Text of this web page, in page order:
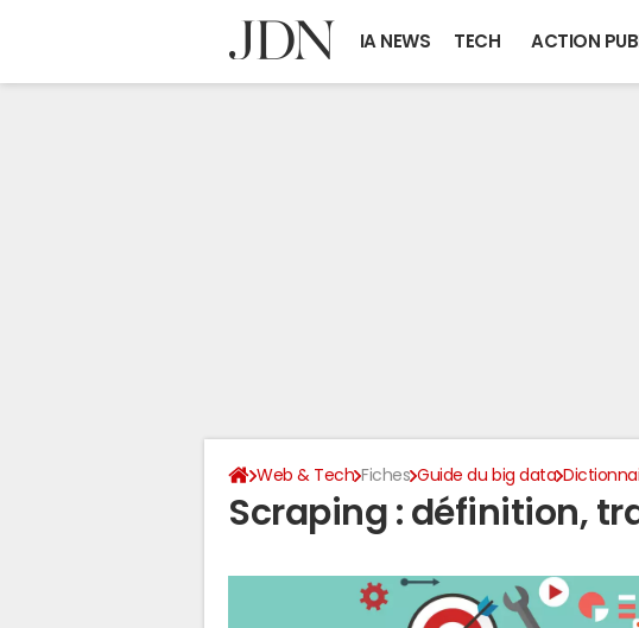
IA NEWS TECH ACTION
Web & Tech Fiches Guide du big data
Scraping : définition,